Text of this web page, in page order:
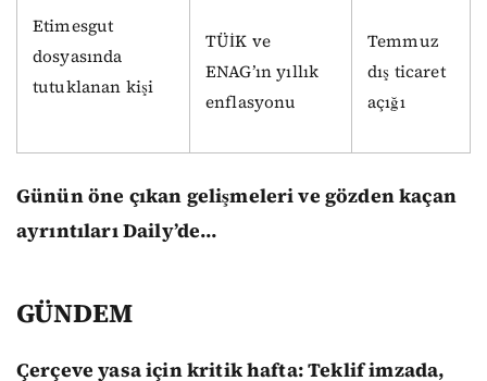
Etimesgut
dosyasında
tutuklanan kişi
TÜİK ve
ENAG’ın yıllık
enflasyonu
Temmuz
dış ticaret
açığı
Günün öne çıkan gelişmeleri ve gözden kaçan
ayrıntıları Daily’de…
GÜNDEM
Çerçeve yasa için kritik hafta: Teklif imzada,